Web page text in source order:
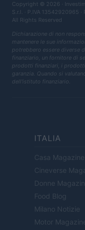
Copyright © 2026 ·
S.r.l. · P.IVA 13542920965
All Rights Reserved
Dichiarazione di non
mantenere le sue
potrebbero essere diverse
finanziario, un fornitore di
prodotti finanziari, i
garanzia. Quando si
dell'istituto finanziario.
ITALIA
Casa Magazine
Cineverse
Donne
Food Blog
Milano Notizie
Motor